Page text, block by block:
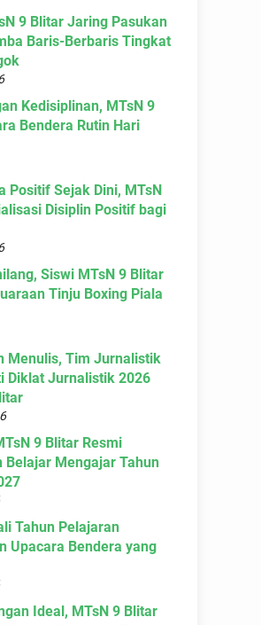
9 Blitar Jaring Pasukan
Baris-Berbaris Tingkat
Kedisiplinan, MTsN 9
Bendera Rutin Hari
Positif Sejak Dini, MTsN
Disiplin Positif bagi
Siswi MTsN 9 Blitar
Tinju Boxing Piala
Menulis, Tim Jurnalistik
Diklat Jurnalistik 2026
9 Blitar Resmi
Belajar Mengajar Tahun
Tahun Pelajaran
Upacara Bendera yang
Ideal, MTsN 9 Blitar